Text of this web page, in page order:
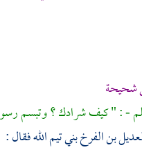
شحيحة
- : " كيف شرادك ؟ وتبسم
بن الفرخبني تيم اللهفقال :